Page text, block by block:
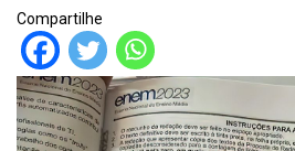
Compartilhe